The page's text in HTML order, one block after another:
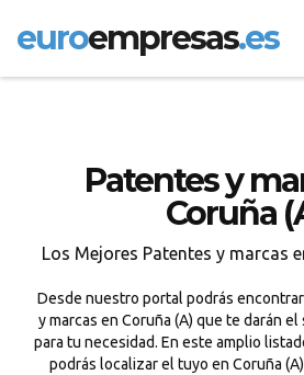
euroempresas.es
Patentes y
Coruña
Los Mejores Patentes y marcas
Desde nuestro portal podrás
y marcas en Coruña (A) que te darán
para tu necesidad. En este amplio
podrás localizar el tuyo en Coruña